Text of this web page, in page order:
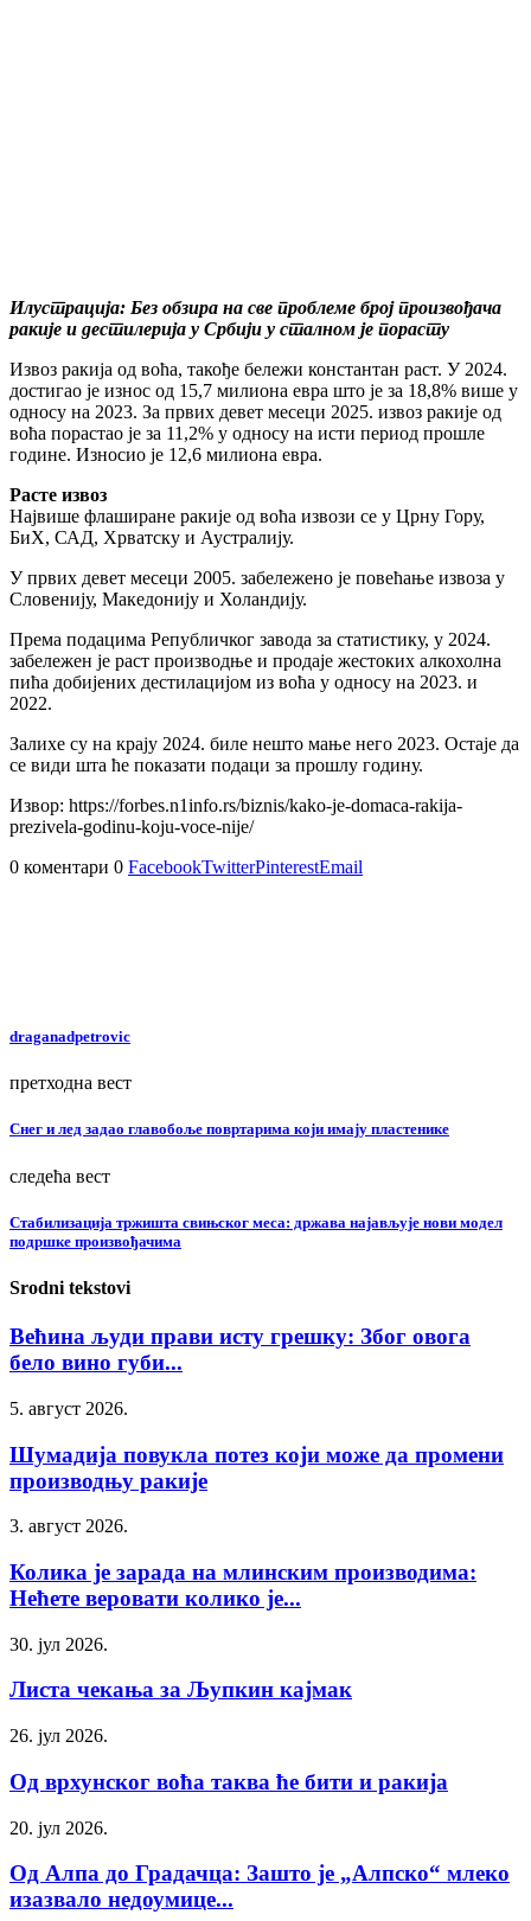
Илустрација: Без обзира на све проблеме број произвођача
ракије и дестилерија у Србији у сталном је порасту
Извоз ракија од воћа, такође бележи константан раст. У 2024.
достигао је износ од 15,7 милиона евра што је за 18,8% више у
односу на 2023. За првих девет месеци 2025. извоз ракије од
воћа порастао је за 11,2% у односу на исти период прошле
године. Износио је 12,6 милиона евра.
Расте извоз
Највише флаширане ракије од воћа извози се у Црну Гору,
БиХ, САД, Хрватску и Аустралију.
У првих девет месеци 2005. забележено је повећање извоза у
Словенију, Македонију и Холандију.
Према подацима Републичког завода за статистику, у 2024.
забележен је раст производње и продаје жестоких алкохолна
пића добијених дестилацијом из воћа у односу на 2023. и
2022.
Залихе су на крају 2024. биле нешто мање него 2023. Остаје да
се види шта ће показати подаци за прошлу годину.
Извор: https://forbes.n1info.rs/biznis/kako-je-domaca-rakija-
prezivela-godinu-koju-voce-nije/
0 коментари 0 FacebookTwitterPinterestEmail
draganadpetrovic
претходна вест
Снег и лед задао главобоље повртарима који имају пластенике
следећа вест
Стабилизација тржишта свињског меса: држава најављује нови модел
подршке произвођачима
Srodni tekstovi
Већина људи прави исту грешку: Због овога
бело вино губи...
5. август 2026.
Шумадија повукла потез који може да промени
производњу ракије
3. август 2026.
Колика је зарада на млинским производима:
Нећете веровати колико је...
30. јул 2026.
Листа чекања за Љупкин кајмак
26. јул 2026.
Од врхунског воћа таква ће бити и ракија
20. јул 2026.
Од Алпа до Градачца: Зашто је „Алпско“ млеко
изазвало недоумице...